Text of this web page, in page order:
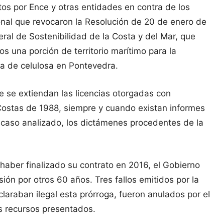
por Ence y otras entidades en contra de los
que revocaron la Resolución de 20 de enero de
de Sostenibilidad de la Costa y del Mar, que
una porción de territorio marítimo para la
de celulosa en Pontevedra.
se extiendan las licencias otorgadas con
de 1988, siempre y cuando existan informes
analizado, los dictámenes procedentes de la
finalizado su contrato en 2016, el Gobierno
por otros 60 años. Tres fallos emitidos por la
ilegal esta prórroga, fueron anulados por el
recursos presentados.